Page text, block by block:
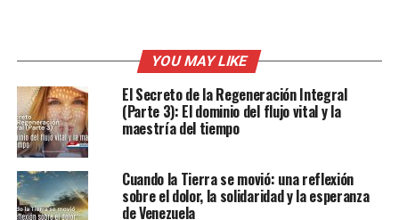
YOU MAY LIKE
El Secreto de la Regeneración Integral
(Parte 3): El dominio del flujo vital y la
maestría del tiempo
Cuando la Tierra se movió: una reflexión
sobre el dolor, la solidaridad y la esperanza
de Venezuela